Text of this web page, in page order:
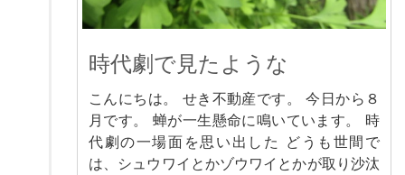
時代劇で見たような
こんにちは。 せき不動産です。 今日から８
月です。 蝉が一生懸命に鳴いています。 時
代劇の一場面を思い出した どうも世間で
は、シュウワイとかゾウワイとかが取り沙汰